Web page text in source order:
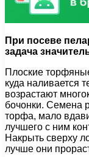
При посеве
задача
Плоские
куда наливается
возрастают
бочонки. Семена
торфа, мало
лучшего с ним
Накрыть сверху
лучше они